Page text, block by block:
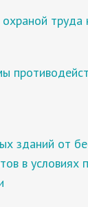
труда
зданий от
в условиях